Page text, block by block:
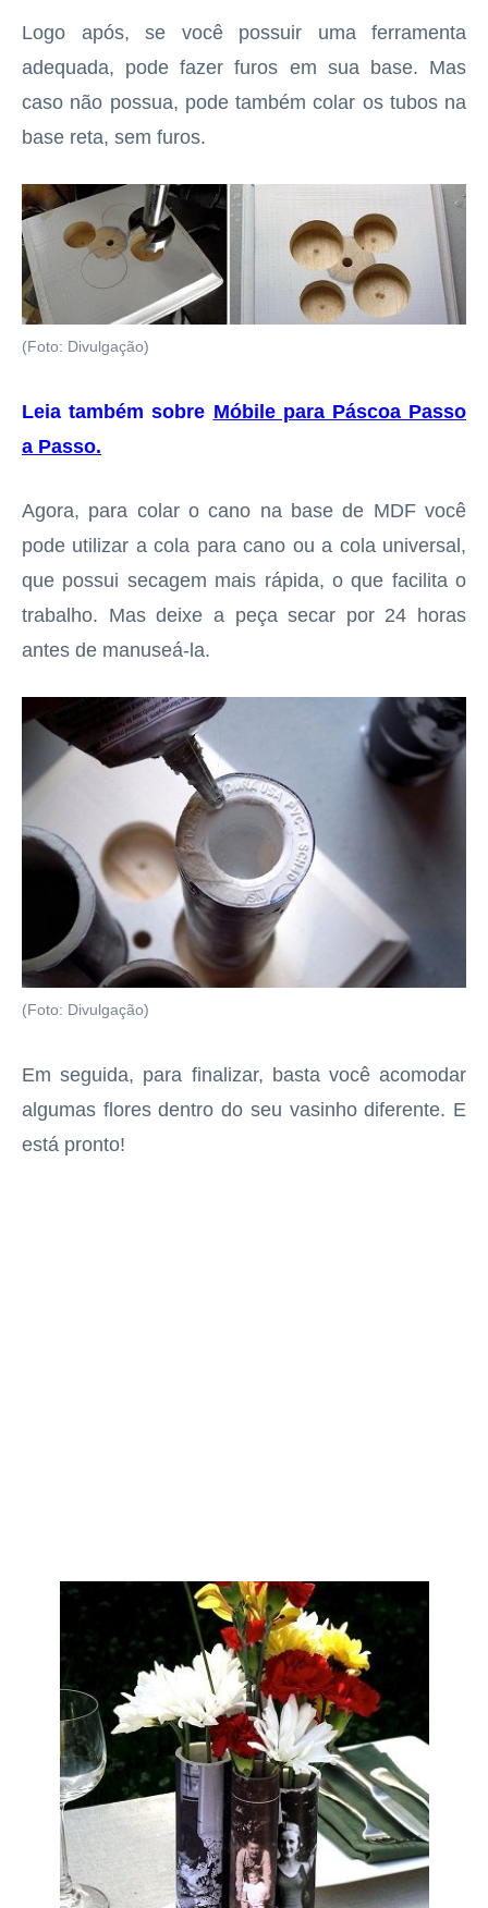
Logo após, se você possuir uma ferramenta
adequada, pode fazer furos em sua base. Mas
caso não possua, pode também colar os tubos na
base reta, sem furos.
(Foto: Divulgação)
Leia também sobre Móbile para Páscoa Passo
a Passo.
Agora, para colar o cano na base de MDF você
pode utilizar a cola para cano ou a cola universal,
que possui secagem mais rápida, o que facilita o
trabalho. Mas deixe a peça secar por 24 horas
antes de manuseá-la.
(Foto: Divulgação)
Em seguida, para finalizar, basta você acomodar
algumas flores dentro do seu vasinho diferente. E
está pronto!